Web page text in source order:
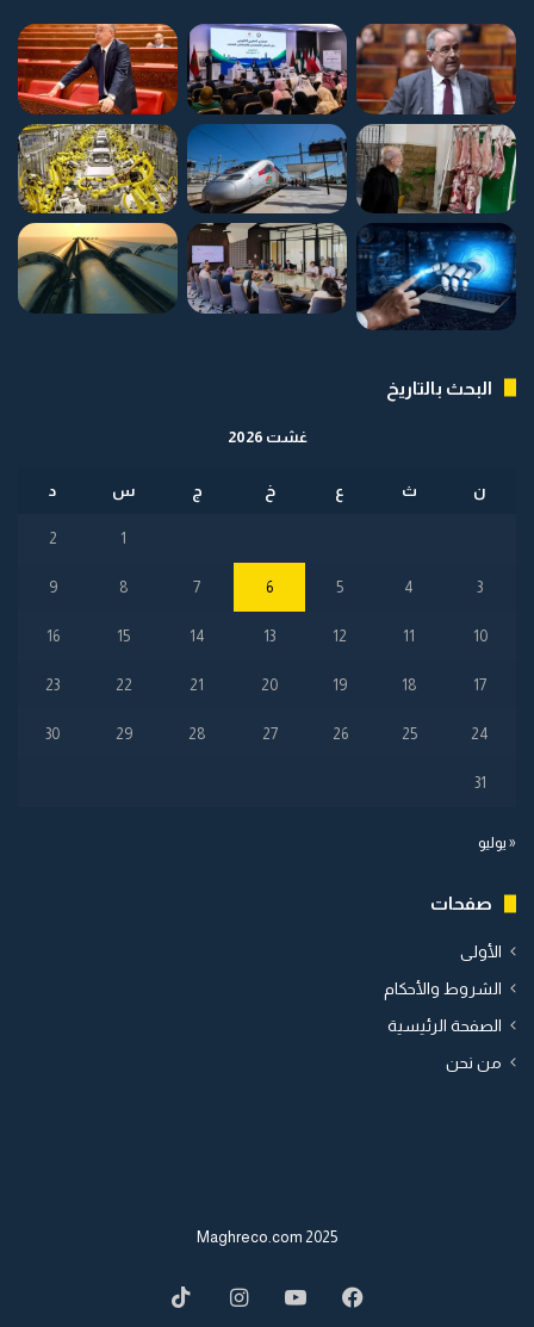
البحث بالتاريخ
غشت 2026
ن ث ع خ ج س د
1
2
3
4
5
6
7
8
9
10
11
12
13
14
15
16
17
18
19
20
21
22
23
24
25
26
27
28
29
30
31
« يوليو
صفحات
الأولى
الشروط والأحكام
الصفحة الرئيسية
من نحن
2025 Maghreco.com
Facebook
YouTube
Instagram